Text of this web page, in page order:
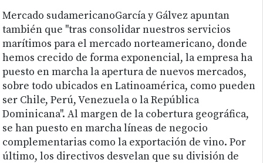
Mercado sudamericanoGarcía y Gálvez apuntan
también que "tras consolidar nuestros servicios
marítimos para el mercado norteamericano, donde
hemos crecido de forma exponencial, la empresa ha
puesto en marcha la apertura de nuevos mercados,
sobre todo ubicados en Latinoamérica, como pueden
ser Chile, Perú, Venezuela o la República
Dominicana". Al margen de la cobertura geográfica,
se han puesto en marcha líneas de negocio
complementarias como la exportación de vino. Por
último, los directivos desvelan que su división de